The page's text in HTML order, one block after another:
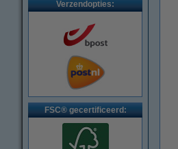
Verzendopties:
FSC® gecertificeerd: